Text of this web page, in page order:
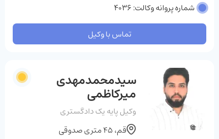
شماره پروانه وکالت: 4036
تماس با وکیل
سیدمحمدمهدی
میرکاظمی
وکیل پایه یک دادگستری
قم، ۴۵ متری صدوقی